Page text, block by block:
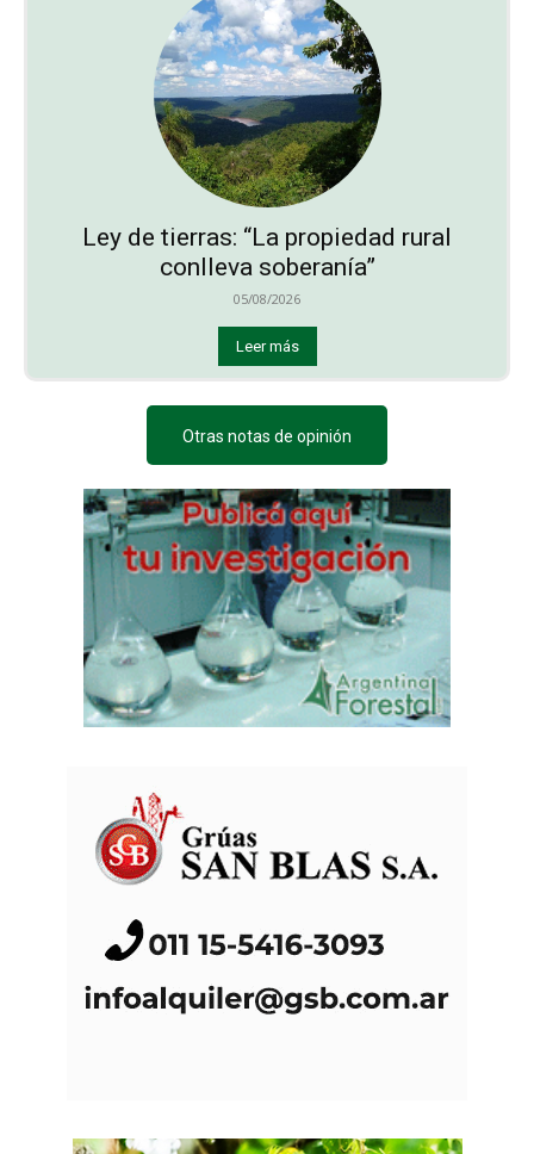
Ley de tierras: “La propiedad rural
conlleva soberanía”
05/08/2026
Leer más
Otras notas de opinión